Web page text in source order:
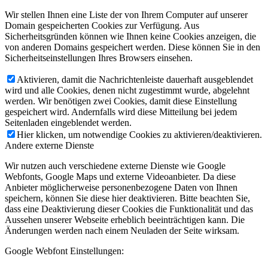
Wir stellen Ihnen eine Liste der von Ihrem Computer auf unserer
Domain gespeicherten Cookies zur Verfügung. Aus
Sicherheitsgründen können wie Ihnen keine Cookies anzeigen, die
von anderen Domains gespeichert werden. Diese können Sie in den
Sicherheitseinstellungen Ihres Browsers einsehen.
Aktivieren, damit die Nachrichtenleiste dauerhaft ausgeblendet
wird und alle Cookies, denen nicht zugestimmt wurde, abgelehnt
werden. Wir benötigen zwei Cookies, damit diese Einstellung
gespeichert wird. Andernfalls wird diese Mitteilung bei jedem
Seitenladen eingeblendet werden.
Hier klicken, um notwendige Cookies zu aktivieren/deaktivieren.
Andere externe Dienste
Wir nutzen auch verschiedene externe Dienste wie Google
Webfonts, Google Maps und externe Videoanbieter. Da diese
Anbieter möglicherweise personenbezogene Daten von Ihnen
speichern, können Sie diese hier deaktivieren. Bitte beachten Sie,
dass eine Deaktivierung dieser Cookies die Funktionalität und das
Aussehen unserer Webseite erheblich beeinträchtigen kann. Die
Änderungen werden nach einem Neuladen der Seite wirksam.
Google Webfont Einstellungen: